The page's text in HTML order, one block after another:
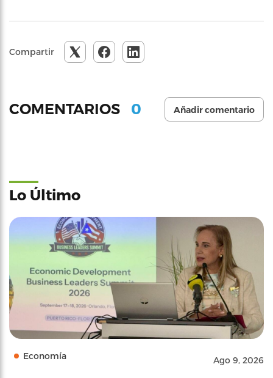
Compartir
COMENTARIOS 0 Añadir comentario
Lo Último
Economía Ago 9, 2026